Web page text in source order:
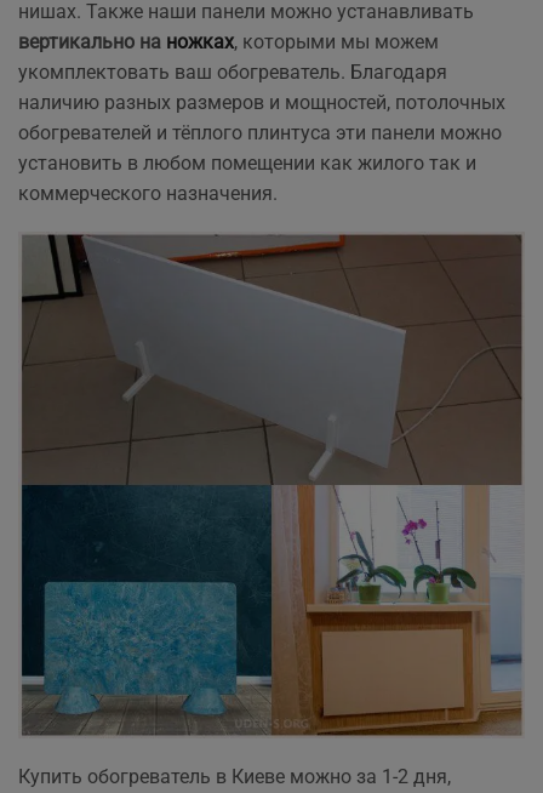
нишах. Также наши панели можно устанавливать
вертикально на ножках, которыми мы можем
укомплектовать ваш обогреватель. Благодаря
наличию разных размеров и мощностей, потолочных
обогревателей и тёплого плинтуса эти панели можно
установить в любом помещении как жилого так и
коммерческого назначения.
Купить обогреватель в Киеве можно за 1-2 дня,